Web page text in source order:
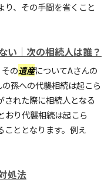
り、その手間を省くこと
い｜次の相続人は誰？
の遺産についてAさんの
孫への代襲相続は起こら
された際に相続人となる
おり代襲相続は起こら
こととなります。例え
処法